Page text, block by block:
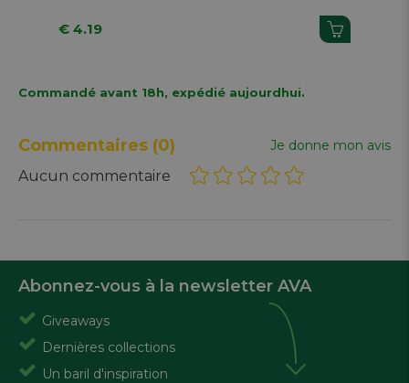
€ 4.19
Commandé avant 18h, expédié aujourdhui.
Commentaires (0) Je donne mon avis
Aucun commentaire
Abonnez-vous à la newsletter AVA
Giveaways
Dernières collections
Un baril d'inspiration